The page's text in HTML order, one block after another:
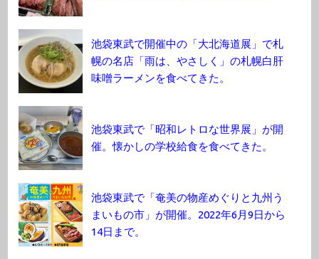
池袋東武で開催中の「大北海道展」で札
幌の名店「雨は、やさしく」の札幌白肝
味噌ラーメンを食べてきた。
池袋東武で「昭和レトロな世界展」が開
催。懐かしの学校給食を食べてきた。
池袋東武で「奄美の物産めぐりと九州う
まいもの市」が開催。2022年6月9日から
14日まで。